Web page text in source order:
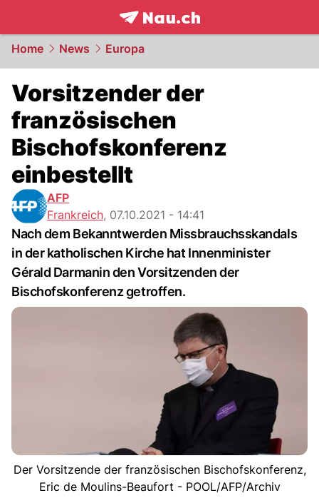
frontpage.NAU.ch
Home News Europa
Vorsitzender der
französischen
Bischofskonferenz
einbestellt
AFP
Frankreich, 07.10.2021 - 14:41
Nach dem Bekanntwerden Missbrauchsskandals
in der katholischen Kirche hat Innenminister
Gérald Darmanin den Vorsitzenden der
Bischofskonferenz getroffen.
Der Vorsitzende der französischen Bischofskonferenz,
Eric de Moulins-Beaufort - POOL/AFP/Archiv